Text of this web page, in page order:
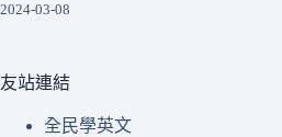
2024-03-08
友站連結
全民學英文